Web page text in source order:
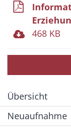
468 KB
Übersicht
Neuaufnahme